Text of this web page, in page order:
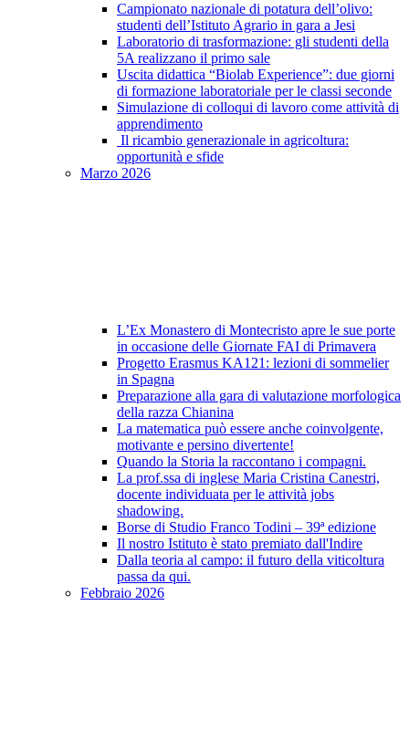
Campionato nazionale di potatura dell’olivo:
studenti dell’Istituto Agrario in gara a Jesi
Laboratorio di trasformazione: gli studenti della
5A realizzano il primo sale
Uscita didattica “Biolab Experience”: due giorni
di formazione laboratoriale per le classi seconde
Simulazione di colloqui di lavoro come attività di
apprendimento
Il ricambio generazionale in agricoltura:
opportunità e sfide
Marzo 2026
L’Ex Monastero di Montecristo apre le sue porte
in occasione delle Giornate FAI di Primavera
Progetto Erasmus KA121: lezioni di sommelier
in Spagna
Preparazione alla gara di valutazione morfologica
della razza Chianina
La matematica può essere anche coinvolgente,
motivante e persino divertente!
Quando la Storia la raccontano i compagni.
La prof.ssa di inglese Maria Cristina Canestri,
docente individuata per le attività jobs
shadowing.
Borse di Studio Franco Todini – 39ª edizione
Il nostro Istituto è stato premiato dall'Indire
Dalla teoria al campo: il futuro della viticoltura
passa da qui.
Febbraio 2026